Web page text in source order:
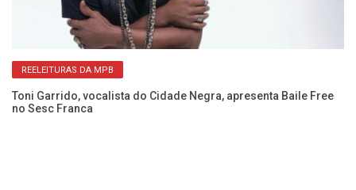
REELEITURAS DA MPB
Toni Garrido, vocalista do Cidade Negra, apresenta Baile Free
no Sesc Franca